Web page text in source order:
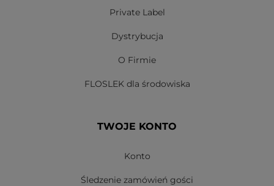
Private Label
Dystrybucja
O Firmie
FLOSLEK dla środowiska
TWOJE KONTO
Konto
Śledzenie zamówień gości